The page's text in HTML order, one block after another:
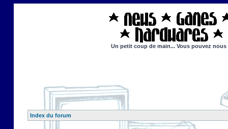
Un petit coup de main... Vous pouvez
Index du forum